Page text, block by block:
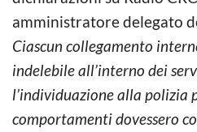
amministratore delegato
Ciascun collegamento
indelebile all’interno dei
l’individuazione alla polizia
comportamenti dovessero